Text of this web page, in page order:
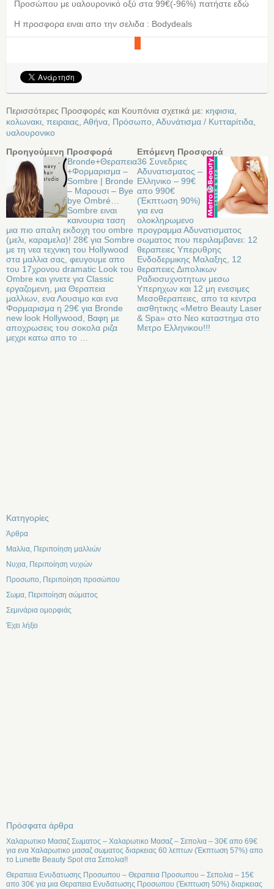
Προσώπου με υαλουρονικό οξύ στα 99€(-96%) πατήστε εδώ
Η προσφορα ειναι απο την σελιδα : Bodydeals
Περισσότερες Προσφορές και Κουπόνια σχετικά με: κηφισια
κολωνακι πειραιας Αθήνα Πρόσωπο Αδυνάτισμα / Κυτταρίτιδα
υαλουρονικο
Προηγούμενη Προσφορά
Bronde+Θεραπεια
+Φορμαρισμα –
Sombre | Bronde
– Μαρουσι – Bye
bye Ombré…
Sombre ειναι
καινουρια ταση
μια πιο απαλη εκδοχη του ombre
(μελι, καραμελα)! 28€ για Sombre
με τη νεα τεχνικη του Hollywood
στα μαλλια σας, φευγουμε απο
του 17χρονου dramatic Look του
Ombre και γινετε για Classic
εργαζομενη, μια Θεραπεια
μαλλιων, ενα Λουσιμο και ενα
Φορμαρισμα η 29€ για Bronde
new look Hollywood, Βαφη με
αποχρωσεις του σοκολα ριζα
μεχρι κατω απο το …
Επόμενη Προσφορά
36 Συνεδριες
Αδυνατισματος –
Ελληνικο – 99€
απο 990€
(Έκπτωση 90%)
για ενα
ολοκληρωμενο
προγραμμα Αδυνατισματος
σωματος που περιλαμβανει: 12
θεραπειες Υπερυθρης
Ενδοδερμικης Μαλαξης, 12
θεραπειες Διπολικων
Ραδιοσυχνοτητων μεσω
Υπερηχων και 12 μη ενεσιμες
Μεσοθεραπειες, απο τα κεντρα
αισθητικης «Metro Beauty Laser
& Spa» στο Νεο καταστημα στο
Μετρο Ελληνικου!!!
Kατηγορίες
Άρθρα
Μαλλια, Περιποίηση μαλλιών
Νυχια, Περιποίηση νυχιών
Προσωπο, Περιποίηση προσώπου
Σωμα, Περιποίηση σώματος
Σεμινάρια ομορφιάς
Έχει λήξει
Πρόσφατα άρθρα
Χαλαρωτικο Μασαζ Σωματος – Χαλαρωτικο Μασαζ – Σεπολια – 30€ απο 69€
για ενα Χαλαρωτικο μασαζ σωματος διαρκειας 60 λεπτων (Έκπτωση 57%) απο
το Lunette Beauty Spot στα Σεπολια!!
Θεραπεια Ενυδατωσης Προσωπου – Θεραπεια Προσωπου – Σεπολια – 15€
απο 30€ για μια Θεραπεια Ενυδατωσης Προσωπου (Έκπτωση 50%) διαρκειας